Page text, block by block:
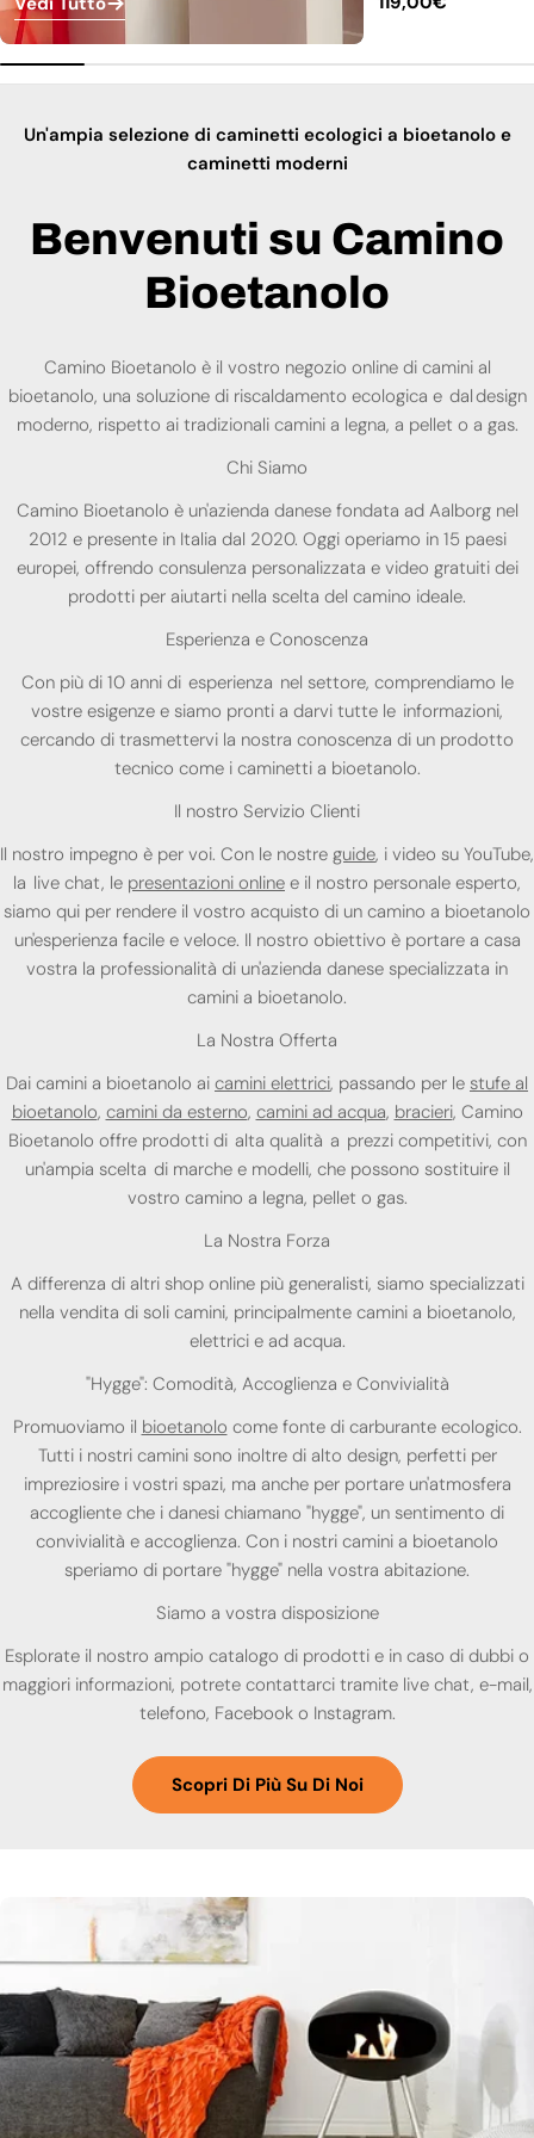
Un'ampia selezione di caminetti ecologici a bioetanolo e
caminetti moderni
Benvenuti su Camino
Bioetanolo
Camino Bioetanolo è il vostro negozio online di camini al
bioetanolo, una soluzione di riscaldamento ecologica e dal design
moderno, rispetto ai tradizionali camini a legna, a pellet o a gas.
Chi Siamo
Camino Bioetanolo è un'azienda danese fondata ad Aalborg nel
2012 e presente in Italia dal 2020. Oggi operiamo in 15 paesi
europei, offrendo consulenza personalizzata e video gratuiti dei
prodotti per aiutarti nella scelta del camino ideale.
Esperienza e Conoscenza
Con più di 10 anni di esperienza nel settore, comprendiamo le
vostre esigenze e siamo pronti a darvi tutte le informazioni,
cercando di trasmettervi la nostra conoscenza di un prodotto
tecnico come i caminetti a bioetanolo.
Il nostro Servizio Clienti
Il nostro impegno è per voi. Con le nostre guide, i video su YouTube,
la live chat, le presentazioni online e il nostro personale esperto,
siamo qui per rendere il vostro acquisto di un camino a bioetanolo
un'esperienza facile e veloce. Il nostro obiettivo è portare a casa
vostra la professionalità di un'azienda danese specializzata in
camini a bioetanolo.
La Nostra Offerta
Dai camini a bioetanolo ai camini elettrici, passando per le stufe al
bioetanolo, camini da esterno, camini ad acqua, bracieri, Camino
Bioetanolo offre prodotti di alta qualità a prezzi competitivi, con
un'ampia scelta di marche e modelli, che possono sostituire il
vostro camino a legna, pellet o gas.
La Nostra Forza
A differenza di altri shop online più generalisti, siamo specializzati
nella vendita di soli camini, principalmente camini a bioetanolo,
elettrici e ad acqua.
"Hygge": Comodità, Accoglienza e Convivialità
Promuoviamo il bioetanolo come fonte di carburante ecologico.
Tutti i nostri camini sono inoltre di alto design, perfetti per
impreziosire i vostri spazi, ma anche per portare un'atmosfera
accogliente che i danesi chiamano "hygge", un sentimento di
convivialità e accoglienza. Con i nostri camini a bioetanolo
speriamo di portare "hygge" nella vostra abitazione.
Siamo a vostra disposizione
Esplorate il nostro ampio catalogo di prodotti e in caso di dubbi o
maggiori informazioni, potrete contattarci tramite live chat, e-mail,
telefono, Facebook o Instagram.
Scopri Di Più Su Di Noi